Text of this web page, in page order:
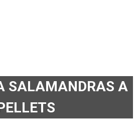
SALAMANDRAS A